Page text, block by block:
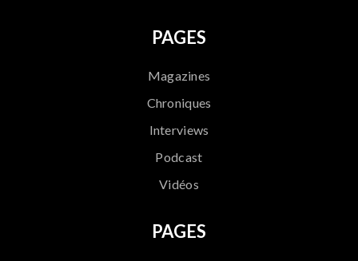
PAGES
Magazines
Chroniques
Interviews
Podcast
Vidéos
PAGES